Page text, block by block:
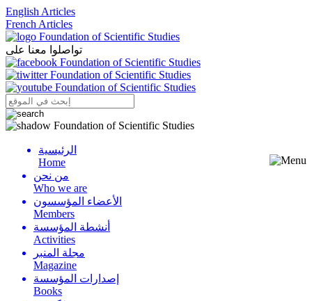
English Articles
French Articles
تواصلوا معنا على
Menu
الرئيسية
Home
من نحن
Who we are
الأعضاء المؤسسون
Members
أنشطة المؤسسة
Activities
مجلة المنبر
Magazine
إصدارات المؤسسة
Books